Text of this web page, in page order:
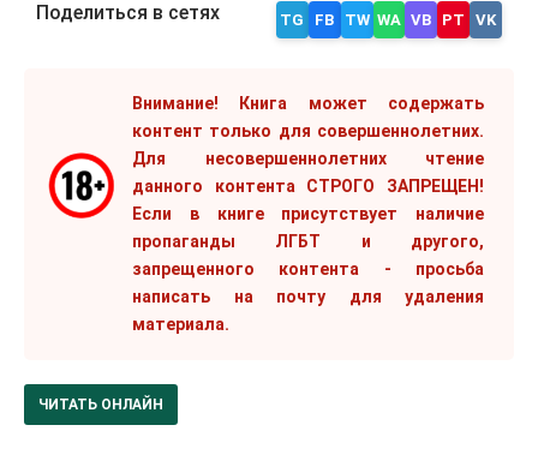
Поделиться в сетях TG FB TW WA VB PT VK
Внимание! Книга может содержать
контент только для совершеннолетних.
Для несовершеннолетних чтение
данного контента СТРОГО ЗАПРЕЩЕН!
Если в книге присутствует наличие
пропаганды ЛГБТ и другого,
запрещенного контента - просьба
написать на почту для удаления
материала.
ЧИТАТЬ ОНЛАЙН